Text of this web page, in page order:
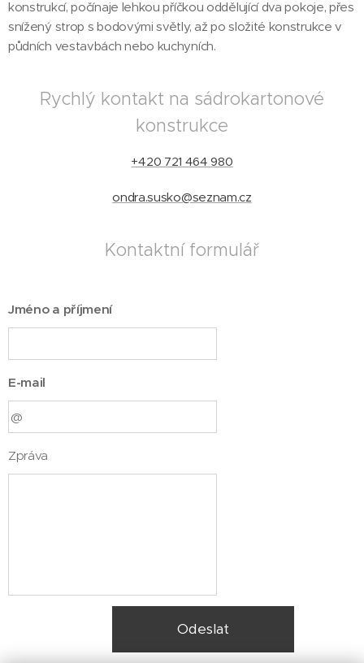
konstrukcí, počínaje lehkou příčkou oddělující dva pokoje, přes
snížený strop s bodovými světly, až po složité konstrukce v
půdních vestavbách nebo kuchyních.
Rychlý kontakt na sádrokartonové
konstrukce
+420 721 464 980
ondra.susko@seznam.cz
Kontaktní formulář
Jméno a příjmení
E-mail
Zpráva
Odeslat